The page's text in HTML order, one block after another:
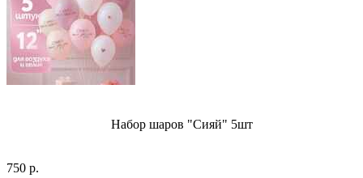
Набор шаров "Сияй" 5шт
750 р.